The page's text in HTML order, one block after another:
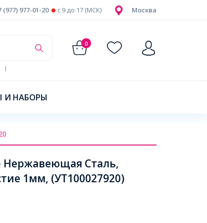
Москва
(977) 977-01-20 c 9 до 17 (МСК)
0
|
И НАБОРЫ
Нержавеющая Сталь,
1мм, (УТ100027920)